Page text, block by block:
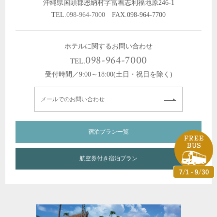
沖縄県国頭郡恩納村字冨着志利福地原246-1
TEL.098-964-7000 FAX.098-964-7700
ホテルに関するお問い合わせ
TEL.098-964-7000
受付時間／9:00～18:00(土日・祝日を除く)
メールでのお問い合わせ
宿泊プラン一覧
航空券付き宿泊プラン